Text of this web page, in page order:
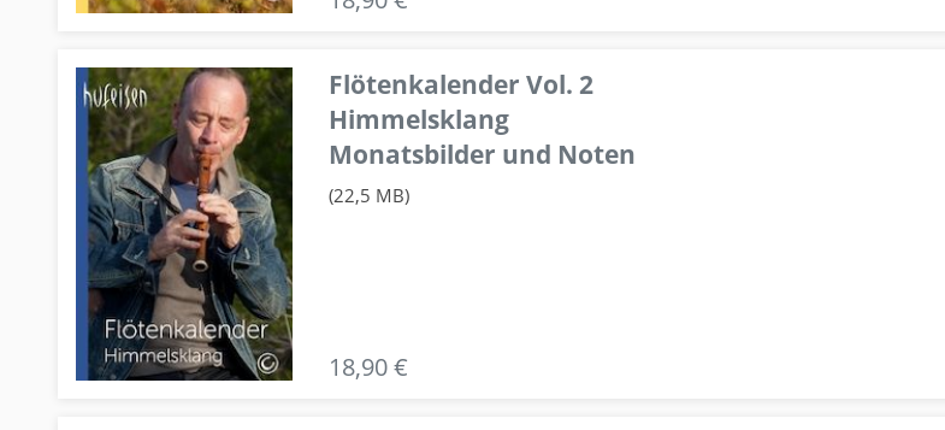
Flötenkalender Vol. 2
Himmelsklang
Monatsbilder und Noten
(22,5 MB)
18,90 €